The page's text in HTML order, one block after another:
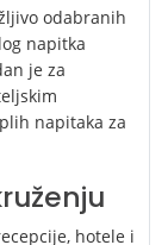
odabranih
napitka
je za
napitaka za
hotele i